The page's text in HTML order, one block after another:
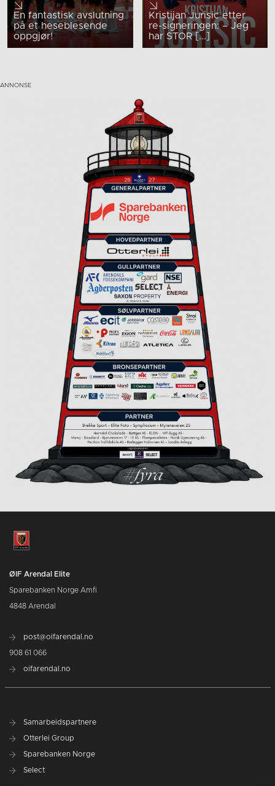
En fantastisk avslutning
på et heseblesende
oppgjør!
Kristijan Jurisic etter
re-signeringen: – Jeg
har STOR [...]
ØIF Arendal Elite
Sparebanken Norge Amfi
4848 Arendal
post@oifarendal.no
908 61 066
oifarendal.no
Samarbeidspartnere
Otterlei Group
Sparebanken Norge
Select